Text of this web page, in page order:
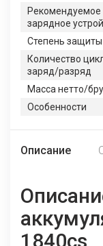
Рекомендуемое
зарядное
Степень защиты
Количество
заряд/разряд
Масса нетто/
Особенности
Описание
1840cs